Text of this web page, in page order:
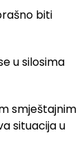
biti
u silosima
smještajnim
situacija u